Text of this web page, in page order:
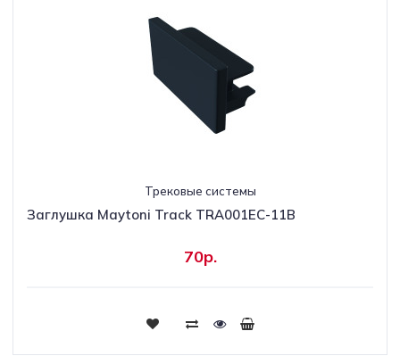
Трековые системы
Заглушка Maytoni Track TRA001EC-11B
70р.